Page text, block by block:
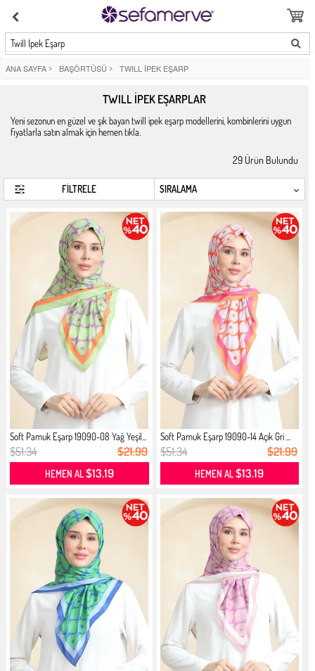
Twill İpek Eşarp
ANA SAYFA > BAŞÖRTÜSÜ > TWILL İPEK EŞARP
TWILL İPEK EŞARPLAR
Yeni sezonun en güzel ve şık bayan twill ipek eşarp modellerini, kombinlerini uygun
fiyatlarla satın almak için hemen tıkla.
29 Ürün Bulundu
FİLTRELE
Soft Pamuk Eşarp 19090-08 Yağ Yeşil...
$51.34 $21.99
HEMEN AL$13.19
Soft Pamuk Eşarp 19090-14 Açık Gri ...
$51.34 $21.99
HEMEN AL$13.19